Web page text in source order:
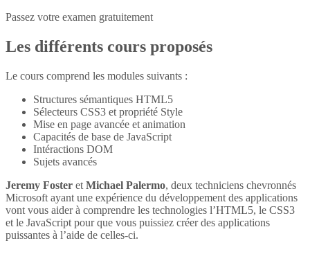
Passez votre examen gratuitement
Les différents cours proposés
Le cours comprend les modules suivants :
Structures sémantiques HTML5
Sélecteurs CSS3 et propriété Style
Mise en page avancée et animation
Capacités de base de JavaScript
Intéractions DOM
Sujets avancés
Jeremy Foster et Michael Palermo, deux techniciens chevronnés
Microsoft ayant une expérience du développement des applications
vont vous aider à comprendre les technologies l’HTML5, le CSS3
et le JavaScript pour que vous puissiez créer des applications
puissantes à l’aide de celles-ci.